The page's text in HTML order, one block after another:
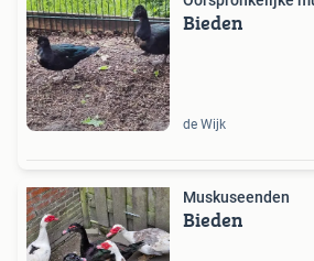
Bieden
de Wijk
Muskuseenden
Bieden